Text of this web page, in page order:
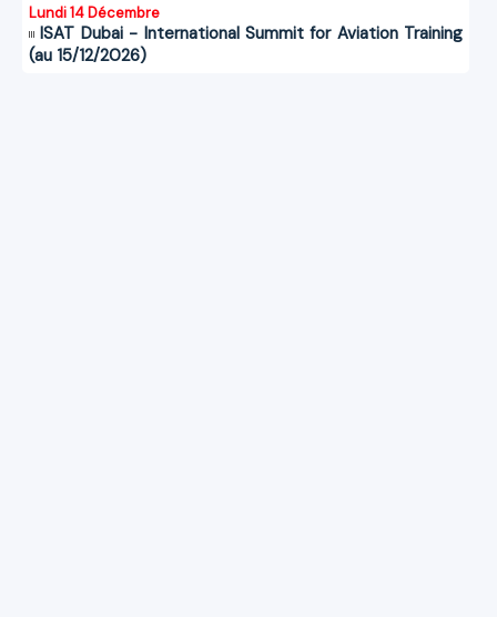
Lundi 14 Décembre
ISAT Dubai - International Summit for Aviation Training
(au 15/12/2026)